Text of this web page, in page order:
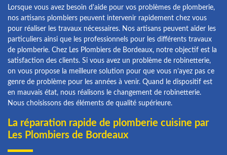
Lorsque vous avez besoin d'aide pour vos problèmes de plomberie,
nos artisans plombiers peuvent intervenir rapidement chez vous
pour réaliser les travaux nécessaires. Nos artisans peuvent aider les
particuliers ainsi que les professionnels pour les différents travaux
de plomberie. Chez Les Plombiers de Bordeaux, notre objectif est la
satisfaction des clients. Si vous avez un problème de robinetterie,
on vous propose la meilleure solution pour que vous n’ayez pas ce
genre de problème pour les années à venir. Quand le dispositif est
en mauvais état, nous réalisons le changement de robinetterie.
Nous choisissons des éléments de qualité supérieure.
La réparation rapide de plomberie cuisine par
Les Plombiers de Bordeaux